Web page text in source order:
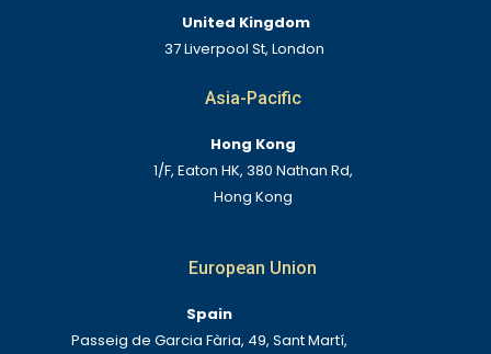
United Kingdom
37 Liverpool St, London
Asia-Pacific
Hong Kong
1/F, Eaton HK, 380 Nathan Rd,
Hong Kong
European Union
Spain
Passeig de Garcia Fària, 49, Sant Martí,